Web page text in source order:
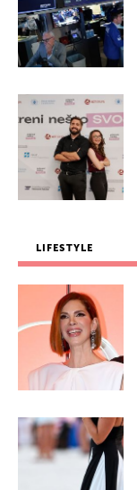
LIFESTYLE